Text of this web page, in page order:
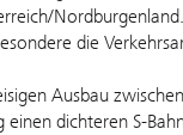
die
Ausbau
dichteren S-